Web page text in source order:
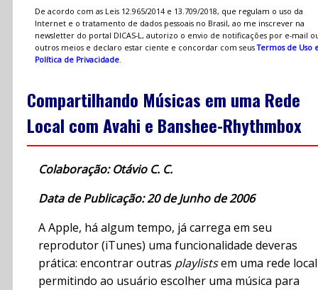
De acordo com as Leis 12.965/2014 e 13.709/2018, que regulam o uso da
Internet e o tratamento de dados pessoais no Brasil, ao me inscrever na
newsletter do portal DICAS-L, autorizo o envio de notificações por e-mail
outros meios e declaro estar ciente e concordar com seusTermos de Uso
Política de Privacidade.
Compartilhando Músicas em uma Rede
Local com Avahi e Banshee-Rhythmbox
Colaboração: Otávio C. C.
Data de Publicação: 20 de Junho de 2006
A Apple, há algum tempo, já carrega em seu
reprodutor (iTunes) uma funcionalidade deveras
prática: encontrar outras playlistsem uma rede local
permitindo ao usuário escolher uma música para